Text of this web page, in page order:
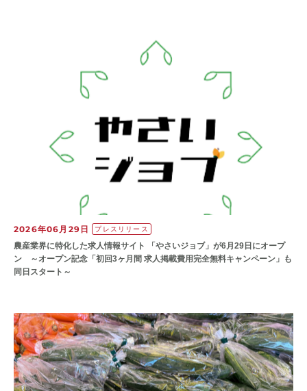
2026年06月29日 プレスリリース
農産業界に特化した求人情報サイト 「やさいジョブ」が6月29日にオープ
ン ～オープン記念「初回3ヶ月間 求人掲載費用完全無料キャンペーン」も
同日スタート～